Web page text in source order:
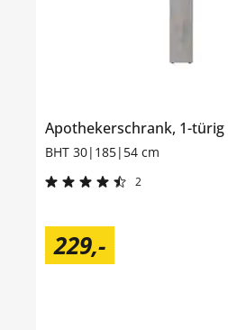
Apothekerschrank, 1-türig
BHT 30|185|54 cm
2
229,-